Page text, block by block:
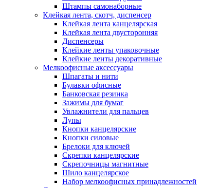
Штампы самонаборные
Клейкая лента, скотч, диспенсер
Клейкая лента канцелярская
Клейкая лента двусторонняя
Диспенсеры
Клейкие ленты упаковочные
Клейкие ленты декоративные
Мелкоофисные аксессуары
Шпагаты и нити
Булавки офисные
Банковская резинка
Зажимы для бумаг
Увлажнители для пальцев
Лупы
Кнопки канцелярские
Кнопки силовые
Брелоки для ключей
Скрепки канцелярские
Скрепочницы магнитные
Шило канцелярское
Набор мелкоофисных принадлежностей